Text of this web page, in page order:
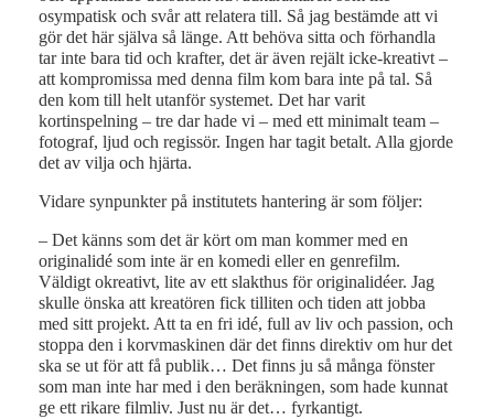
osympatisk och svår att relatera till. Så jag bestämde att vi
gör det här själva så länge. Att behöva sitta och förhandla
tar inte bara tid och krafter, det är även rejält icke-kreativt –
att kompromissa med denna film kom bara inte på tal. Så
den kom till helt utanför systemet. Det har varit
kortinspelning – tre dar hade vi – med ett minimalt team –
fotograf, ljud och regissör. Ingen har tagit betalt. Alla gjorde
det av vilja och hjärta.
Vidare synpunkter på institutets hantering är som följer:
– Det känns som det är kört om man kommer med en
originalidé som inte är en komedi eller en genrefilm.
Väldigt okreativt, lite av ett slakthus för originalidéer. Jag
skulle önska att kreatören fick tilliten och tiden att jobba
med sitt projekt. Att ta en fri idé, full av liv och passion, och
stoppa den i korvmaskinen där det finns direktiv om hur det
ska se ut för att få publik… Det finns ju så många fönster
som man inte har med i den beräkningen, som hade kunnat
ge ett rikare filmliv. Just nu är det… fyrkantigt.